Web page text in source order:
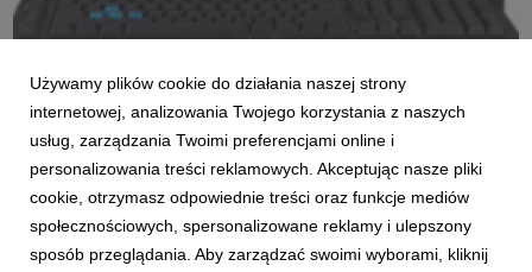
Predator_Aethon_keyboard_05.png
grafika| 274 KB
Używamy plików cookie do działania naszej strony
internetowej, analizowania Twojego korzystania z naszych
usług, zarządzania Twoimi preferencjami online i
personalizowania treści reklamowych. Akceptując nasze pliki
cookie, otrzymasz odpowiednie treści oraz funkcje mediów
społecznościowych, spersonalizowane reklamy i ulepszony
sposób przeglądania. Aby zarządzać swoimi wyborami, kliknij